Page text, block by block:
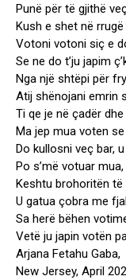
Punë për të gjithë
Kush e shet në
Votoni votoni siç e
Se ne do t’ju japim
Nga një shtëpi për
Atij shënojani emrin
Ti qe je në çadër
Ma jep mua voten
Do kullosni veç bar,
Po s’më votuar
Keshtu brohoritën
U gatua çobra me
Sa herë bëhen
Vetë ju japin votën
Arjana Fetahu Gaba,
New Jersey, April